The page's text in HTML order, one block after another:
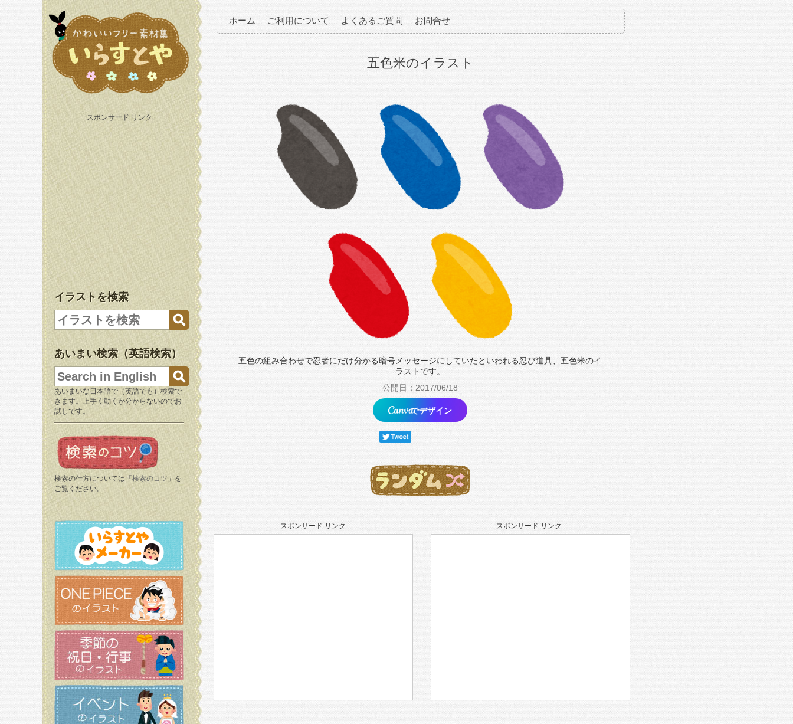
スポンサード リンク
イラストを検索
あいまい検索（英語検索）
あいまいな日本語で（英語でも）検索で
きます。上手く動くか分からないのでお
試しです。
検索の仕方については「 検索のコツ 」を
ご覧ください。
ホーム ご利用について よくあるご質問 お問合せ
五色米のイラスト
五色の組み合わせで忍者にだけ分かる暗号メッセージにしていたといわれる忍び道具、五色米のイ
ラストです。
公開日：2017/06/18
でデザイン
スポンサード リンク スポンサード リンク